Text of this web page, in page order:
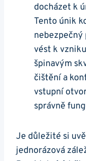
docházet k
Tento únik
nebezpečný
vést k
špinavým
čištění a
vstupní
správně
Je důležité si
jednorázová